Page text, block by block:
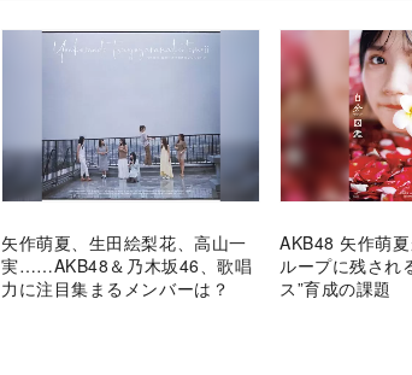
矢作萌夏、生田絵梨花、高山一
実……AKB48＆乃木坂46、歌唱
力に注目集まるメンバーは？
AKB48 矢作萌
ループに残され
ス”育成の課題